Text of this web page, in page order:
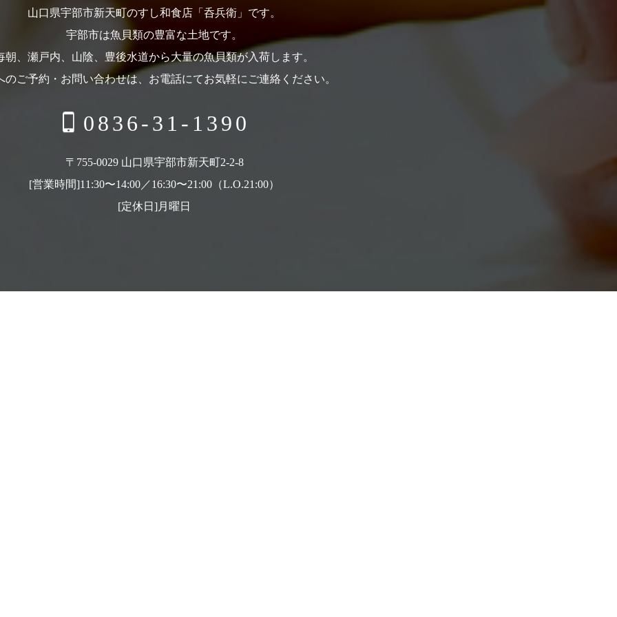
山口県宇部市新天町のすし和食店「呑兵衛」です。
宇部市は魚貝類の豊富な土地です。
朝、瀬戸内、山陰、豊後水道から大量の魚貝類が入荷します。
のご予約・お問い合わせは、お電話にてお気軽にご連絡ください。
0836-31-1390
〒755-0029 山口県宇部市新天町2-2-8
[営業時間]11:30〜14:00／16:30〜21:00（L.O.21:00）
[定休日]月曜日